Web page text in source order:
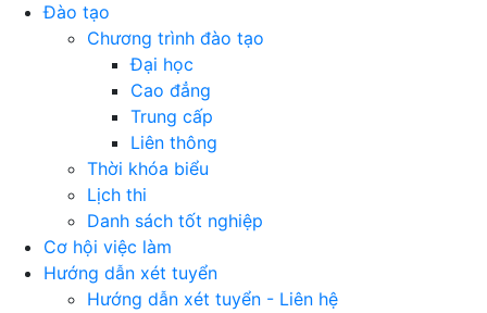
Đào tạo
Chương trình đào tạo
Đại học
Cao đẳng
Trung cấp
Liên thông
Thời khóa biểu
Lịch thi
Danh sách tốt nghiệp
Cơ hội việc làm
Hướng dẫn xét tuyển
Hướng dẫn xét tuyển - Liên hệ